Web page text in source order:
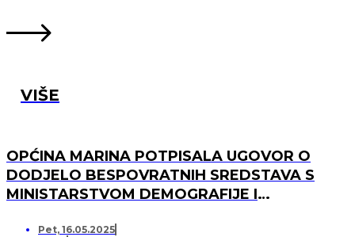
VIŠE
OPĆINA MARINA POTPISALA UGOVOR O
DODJELO BESPOVRATNIH SREDSTAVA S
MINISTARSTVOM DEMOGRAFIJE I
OPREMANJA DJEČJEG IGRALIŠTA U DV
Pet, 16.05.2025